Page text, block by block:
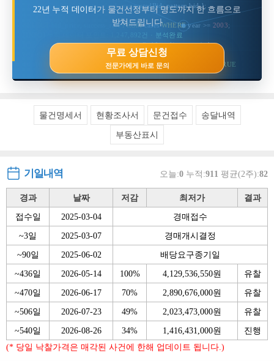
너
무료 상담신청
전문가에게 바로 문의
return { riskLevel: pattern.risk, suggestedBid: pattern.bid };
bid_price, success_rate FROM cases WHERE year >= 2003;
[INFO] 누적 데이터 포인트: 1,247,892건 · 분석완료
(property.lien.exists) { return analyzeRiskLevel(property); }
= pipeline([search, analyze, bid, eviction]);
10110100 01101110 11010010 00101001 PATTERN_MATCH
TRUE
calculateOptimalBid(propertyData, marketHistory) {
22년 누적 데이터 가 물건선정부터 명도까지 한 흐름으로
받쳐드립니다
물건명세서 현황조사서 문건접수
송달내역
부동산표시
기일내역 오늘:0 누적:911 평균(2주):82
경과 날짜 저감 최저가
결과
접수일
2025-03-04
경매접수
~3일
2025-03-07
경매개시결정
~90일
2025-06-02
배당요구종기일
~436일
2026-05-14 100% 4,129,536,550원
유찰
~470일
2026-06-17 70% 2,890,676,000원
유찰
~506일
2026-07-23 49% 2,023,473,000원
유찰
~540일
2026-08-26 34% 1,416,431,000원 진행
(* 당일 낙찰가격은 매각된 사건에 한해 업데이트 됩니다.)